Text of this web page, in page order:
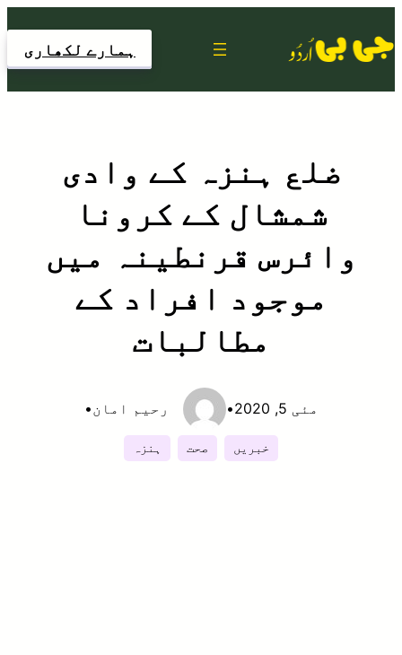
to
ہمارے لکھاری
ضلع ہنزہ کے وادی
شمشال کے کرونا
وائرس قرنطینہ میں
موجود افراد کے
مطالبات
مئی 5, 2020 • رحیم امان•
خبریں صحت ہنزہ